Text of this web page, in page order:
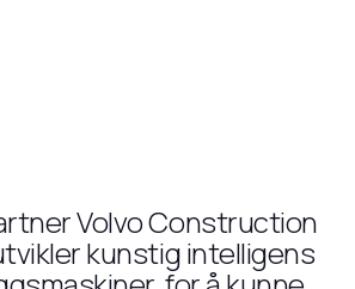
Volvo Construction
kunstig intelligens